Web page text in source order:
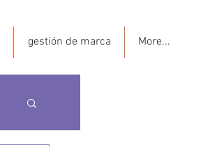
gestión de marca More...